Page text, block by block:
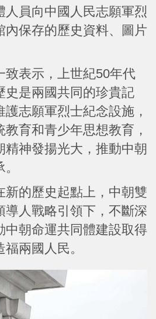
人員向中國人民志願軍烈
內保存的歷史資料、圖片
致表示，上世紀50年代
史是兩國共同的珍貴記
志願軍烈士紀念設施，
育和青少年思想教育，
精神發揚光大，推動中朝
新的歷史起點上，中朝雙
導人戰略引領下，不斷深
中朝命運共同體建設取得
兩國人民。